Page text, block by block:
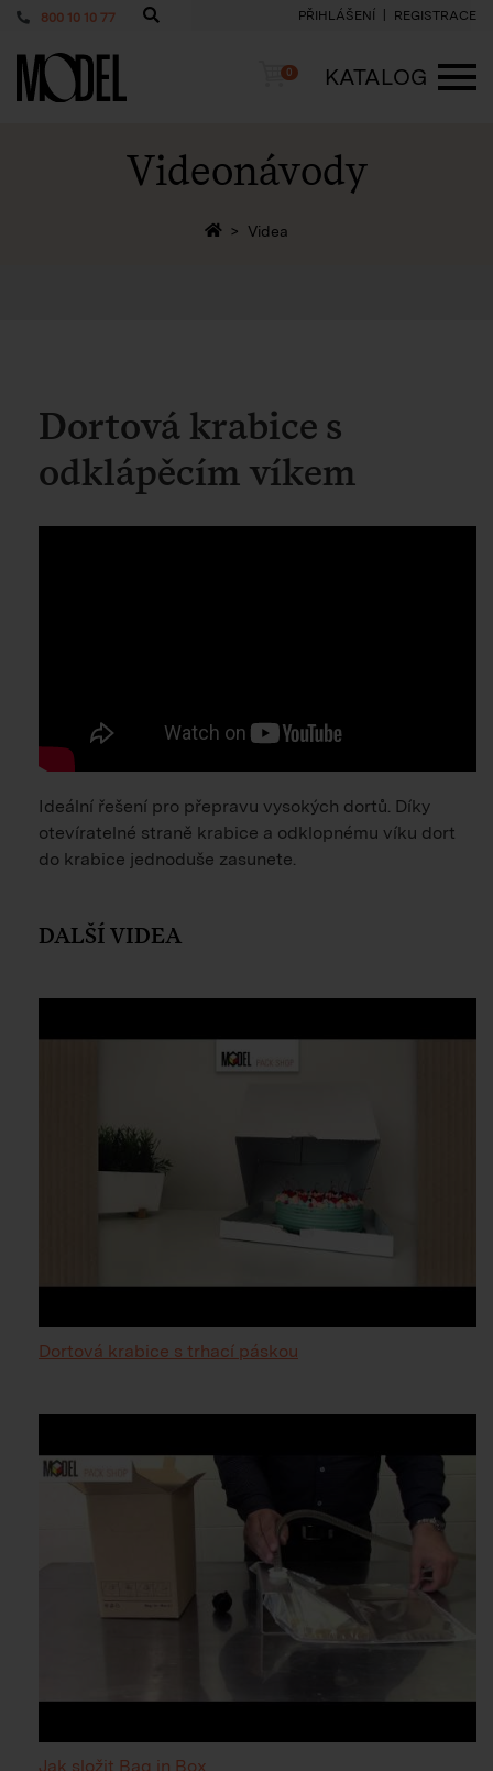
800 10 10 77 PŘIHLÁŠENÍ REGISTRACE
PackShop Košík
0
KATALOG
Videonávody
Zpět na homepage
Videa
Dortová krabice s
odklápěcím víkem
Ideální řešení pro přepravu vysokých dortů. Díky
otevíratelné straně krabice a odklopnému víku dort
do krabice jednoduše zasunete.
DALŠÍ VIDEA
Dortová krabice s trhací páskou
Jak složit Bag in Box